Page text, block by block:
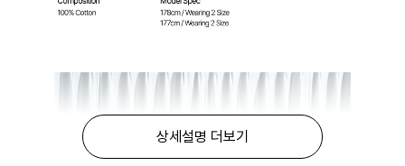
상세설명 더보기